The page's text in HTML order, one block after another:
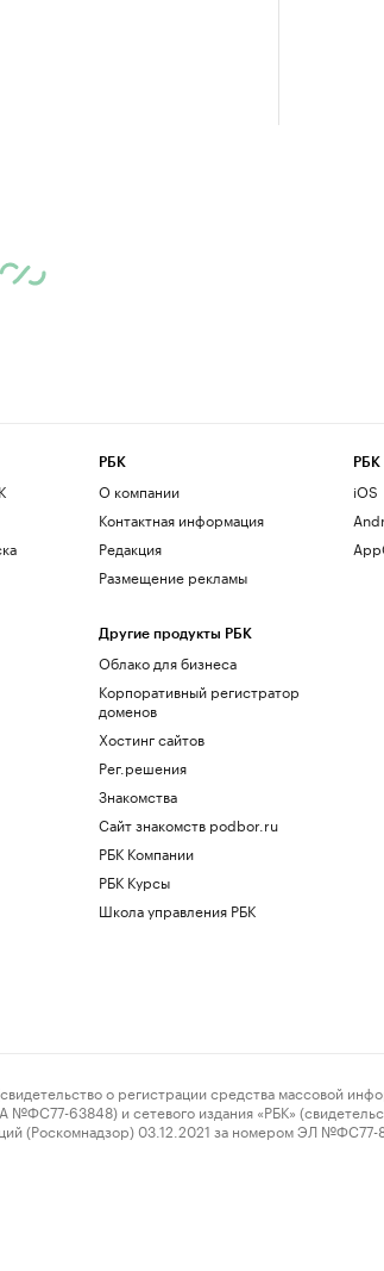
РБК
О компании
Контактная информация
Редакция
Размещение рекламы
Другие продукты РБК
Облако для бизнеса
Корпоративный регистратор
доменов
Хостинг сайтов
Рег.решения
Знакомства
Сайт знакомств podbor.ru
РБК Компании
РБК Курсы
Школа управления РБК
РБК
iOS
о регистрации средства массовой
63848) и сетевого издания «РБК»
(Роскомнадзор) 03.12.2021 за номером ЭЛ